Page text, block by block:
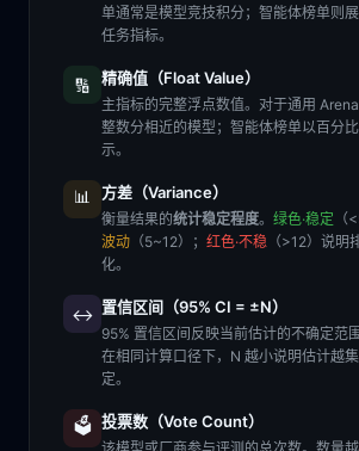
单通常是模型竞技积分；智能体榜单则
任务指标。
🔢 精确值（Float Value）
主指标的完整浮点数值。对于通用
整数分相近的模型；智能体榜单以百分
示。
📊 方差（Variance）
衡量结果的统计稳定程度。 绿色·稳定 （
波动 （5~12）； 红色·不稳 （>12）说明
化。
↔️ 置信区间（95% CI = ±N）
95% 置信区间反映当前估计的不确定范
在相同计算口径下，N 越小说明估计越
定。
🗳️ 投票数（Vote Count）